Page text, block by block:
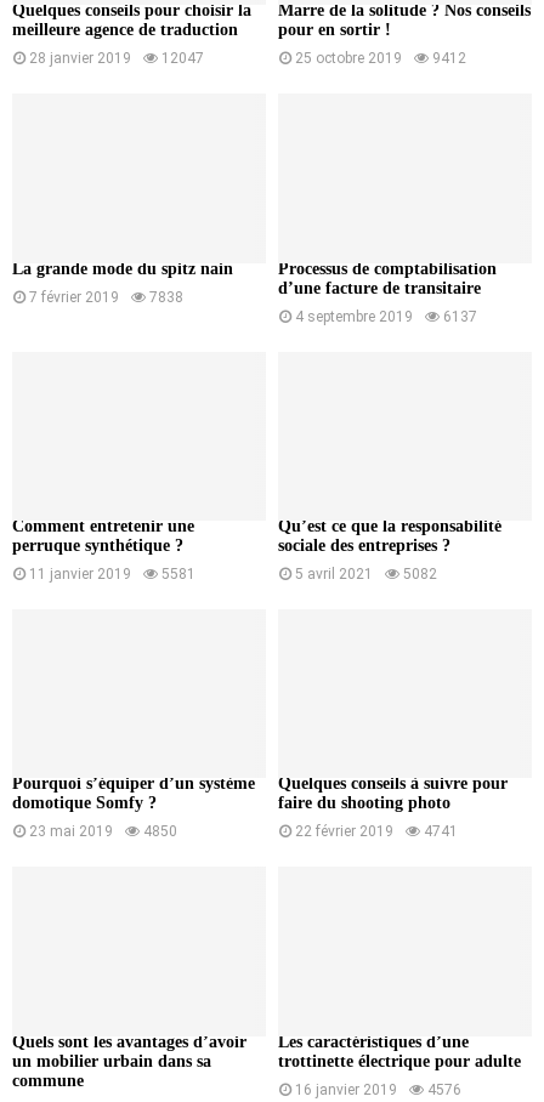
Quelques conseils pour choisir la
meilleure agence de traduction
28 janvier 2019 12047
Marre de la solitude ? Nos conseils
pour en sortir !
25 octobre 2019 9412
La grande mode du spitz nain
7 février 2019 7838
Processus de comptabilisation
d’une facture de transitaire
4 septembre 2019 6137
Comment entretenir une
perruque synthétique ?
11 janvier 2019 5581
Qu’est ce que la responsabilité
sociale des entreprises ?
5 avril 2021 5082
Pourquoi s’équiper d’un système
domotique Somfy ?
23 mai 2019 4850
Quelques conseils à suivre pour
faire du shooting photo
22 février 2019 4741
Quels sont les avantages d’avoir
un mobilier urbain dans sa
commune
Les caractéristiques d’une
trottinette électrique pour adulte
16 janvier 2019 4576